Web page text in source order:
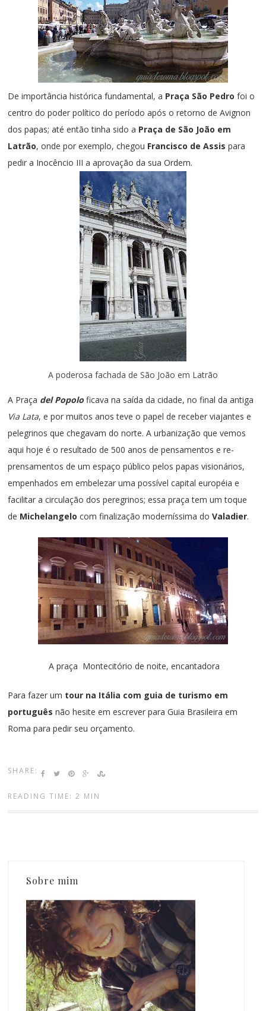
De importância histórica fundamental, a Praça São Pedro foi o
centro do poder político do período após o retorno de Avignon
dos papas; até então tinha sido a Praça de São João em
Latrão, onde por exemplo, chegou Francisco de Assis para
pedir a Inocêncio III a aprovação da sua Ordem.
A poderosa fachada de São João em Latrão
A Praça del Popoloficava na saída da cidade, no final da antiga
Via Lata, e por muitos anos teve o papel de receber viajantes e
pelegrinos que chegavam do norte. A urbanização que vemos
aqui hoje é o resultado de 500 anos de pensamentos e re-
prensamentos de um espaço público pelos papas visionários,
empenhados em embelezar uma possível capital européia e
facilitar a circulação dos peregrinos; essa praça tem um toque
de Michelangelo com finalização moderníssima doValadier.
A praça Montecitório de noite, encantadora
Para fazer um tour na Itália com guia de turismo em
português não hesite em escrever para Guia Brasileira em
Roma para pedir seu orçamento.
SHARE:
READING TIME: 2 MIN
Sobre mim